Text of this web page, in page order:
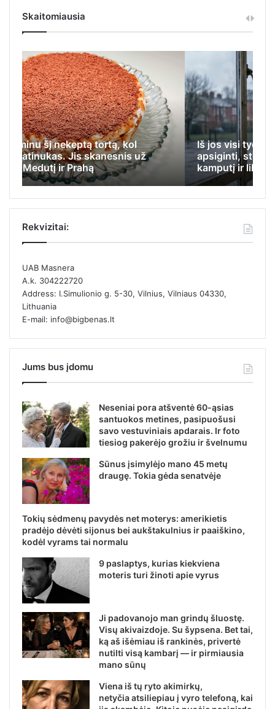
Skaitomiausia
Iš jos visi tyčiodavosi, o ji, nemokėdama
apsiginti, stengėsi įlįsti į tolimiausią
kamputį ir likti nepastebėta
Rekvizitai:
UAB Masnera
A.k. 304222720
Address: I.Simulionio g. 5-30, Vilnius, Vilniaus 04330,
Lithuania
E-mail: info@bigbenas.lt
Jums bus įdomu
Neseniai pora atšventė 60-ąsias
santuokos metines, pasipuošusi
savo vestuviniais apdarais. Ir foto
tiesiog pakerėjo grožiu ir švelnumu
Sūnus įsimylėjo mano 45 metų
draugę. Tokia gėda senatvėje
Tokių sėdmenų pavydės net moterys: amerikietis
pradėjo dėvėti sijonus bei aukštakulnius ir paaiškino,
kodėl vyrams tai normalu
9 paslaptys, kurias kiekviena
moteris turi žinoti apie vyrus
Ji padovanojo man grindų šluostę.
Visų akivaizdoje. Su šypsena. Bet tai,
ką aš išėmiau iš rankinės, privertė
nutilti visą kambarį — ir pirmiausia
mano sūnų
Viena iš tų ryto akimirkų,
netyčia atsiliepiau į vyro telefoną, kai